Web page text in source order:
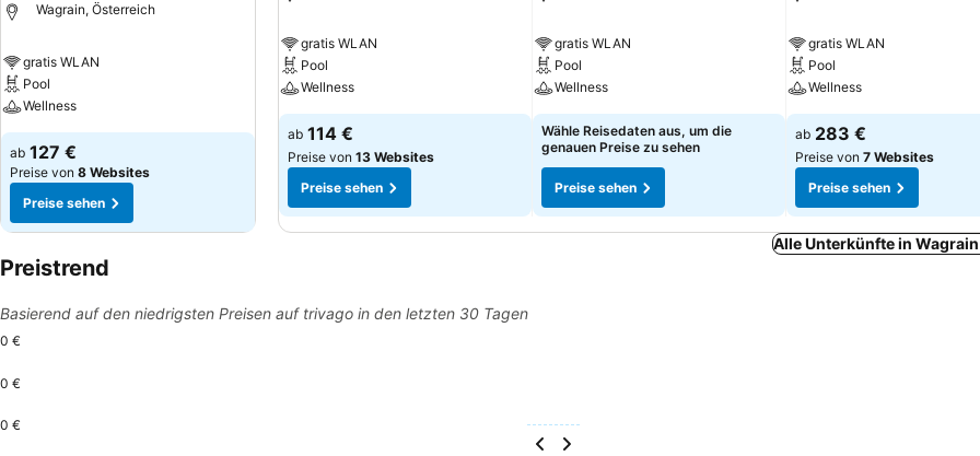
Wagrain, Österreich
gratis WLAN
Pool
Wellness
ab 127 €
Preise von 8 Websites
Preise sehen
gratis WLAN
Pool
Wellness
ab 114 €
Preise von 13 Websites
Preise sehen
gratis WLAN
Pool
Wellness
Wähle Reisedaten aus, um die
genauen Preise zu sehen
Preise sehen
gratis WLAN
Pool
Wellness
ab 283 €
Preise von 7 Websites
Preise sehen
Alle Unterkünfte in
Preistrend
Basierend auf den niedrigsten Preisen auf trivago in den letzten 30 Tagen
0 €
0 €
0 €